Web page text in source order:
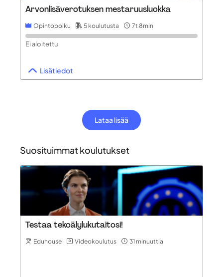
Arvonlisäverotuksen mestaruusluokka
Opintopolku 5 koulutusta 7t 8min
Ei aloitettu
Lisätiedot
Lataa lisää
Suosituimmat koulutukset
Testaa tekoälylukutaitosi!
Eduhouse Videokoulutus 31 minuuttia